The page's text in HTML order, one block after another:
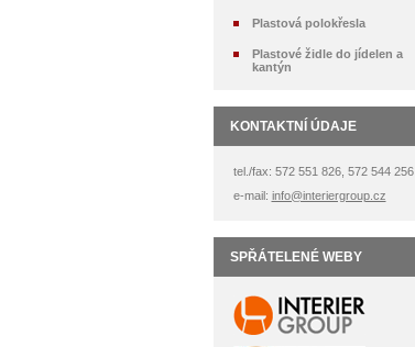
Plastová polokřesla
Plastové židle do jídelen a
kantýn
KONTAKTNÍ ÚDAJE
tel./fax: 572 551 826, 572 544 256
e-mail: info@interiergroup.cz
SPŘÁTELENÉ WEBY